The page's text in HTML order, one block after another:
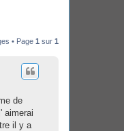
• Page 1 sur 1
de
aimerai
il y a